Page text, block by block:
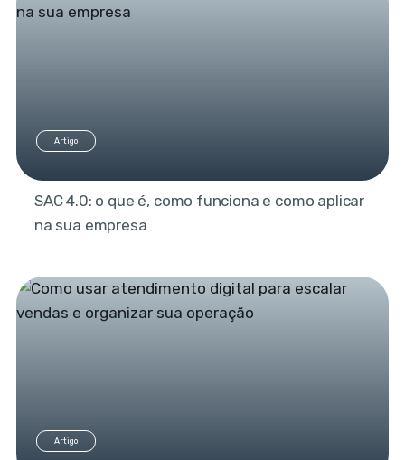
Artigo
SAC 4.0: o que é, como funciona e como aplicar
na sua empresa
Artigo